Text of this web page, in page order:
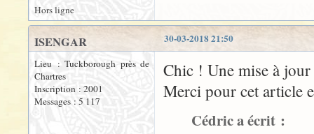
Hors ligne
30-03-2018 21:50
ISENGAR
Lieu : Tuckborough près de
Chartres
Inscription : 2001
Messages : 5 117
Chic ! Une mise à jour
Merci pour cet article
Cédric a écrit :